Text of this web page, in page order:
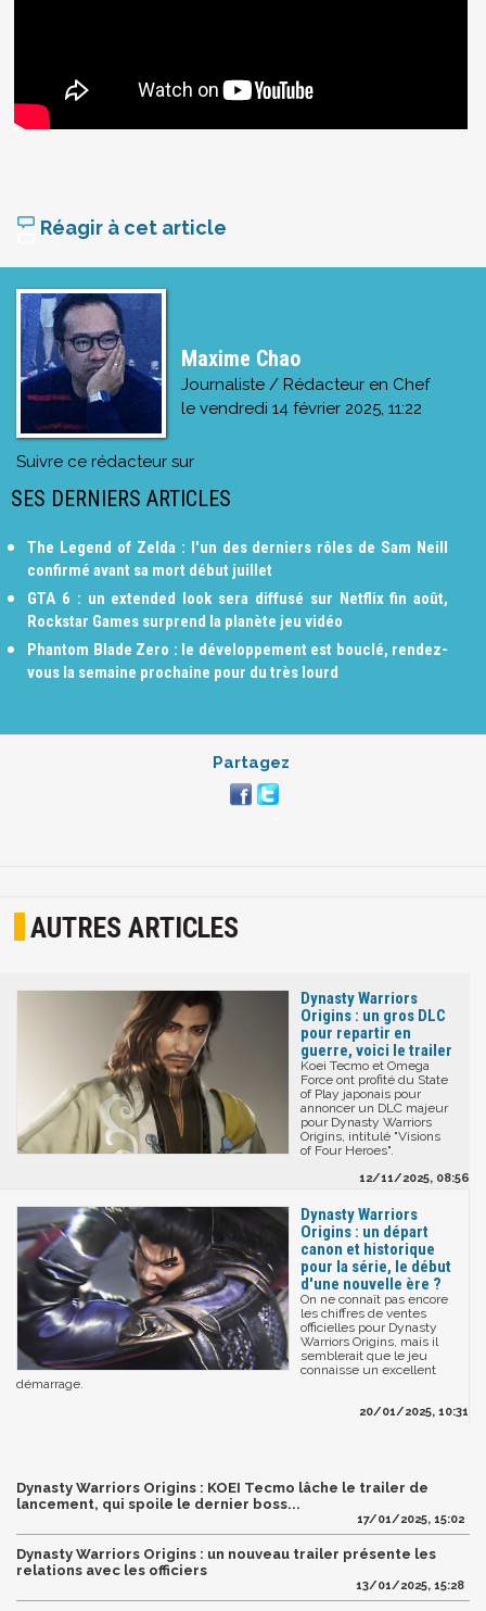
Réagir à cet article
Maxime Chao
Journaliste / Rédacteur en Chef
le vendredi 14 février 2025, 11:22
Suivre ce rédacteur sur
SES DERNIERS ARTICLES
The Legend of Zelda : l'un des derniers rôles de Sam Neill
confirmé avant sa mort début juillet
GTA 6 : un extended look sera diffusé sur Netflix fin août,
Rockstar Games surprend la planète jeu vidéo
Phantom Blade Zero : le développement est bouclé, rendez-
vous la semaine prochaine pour du très lourd
Partagez
AUTRES ARTICLES
Dynasty Warriors
Origins : un gros DLC
pour repartir en
guerre, voici le trailer
Koei Tecmo et Omega
Force ont profité du State
of Play japonais pour
annoncer un DLC majeur
pour Dynasty Warriors
Origins, intitulé "Visions
of Four Heroes".
12/11/2025, 08:56
Dynasty Warriors
Origins : un départ
canon et historique
pour la série, le début
d'une nouvelle ère ?
On ne connaît pas encore
les chiffres de ventes
officielles pour Dynasty
Warriors Origins, mais il
semblerait que le jeu
connaisse un excellent
démarrage.
20/01/2025, 10:31
Dynasty Warriors Origins : KOEI Tecmo lâche le trailer de
lancement, qui spoile le dernier boss...
17/01/2025, 15:02
Dynasty Warriors Origins : un nouveau trailer présente les
relations avec les officiers
13/01/2025, 15:28